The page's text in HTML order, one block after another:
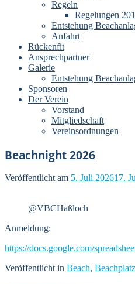
Regeln
Regelungen
Entstehung
Anfahrt
Rückenfit
Ansprechpartner
Galerie
Entstehung
Sponsoren
Der Verein
Vorstand
Mitgliedschaft
Vereinsordnungen
Beachnight 2026
Veröffentlicht am 5. Juli 202617.
@VBCHaßloch
Anmeldung:
https://docs.google.com/
Veröffentlicht in Beach, Beachplatz